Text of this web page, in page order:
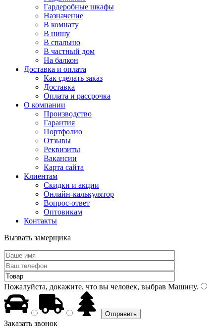
Гардеробные шкафы
Назначение
В комнату
В нишу
В спальню
В частный дом
На балкон
Доставка и оплата
Как сделать заказ
Доставка
Оплата и рассрочка
О компании
Производство
Гарантия
Портфолио
Отзывы
Реквизиты
Вакансии
Карта сайта
Клиентам
Скидки и акции
Онлайн-калькулятор
Вопрос-ответ
Оптовикам
Контакты
Вызвать замерщика
Пожалуйста, докажите, что вы человек, выбрав Машину.
Заказать звонок